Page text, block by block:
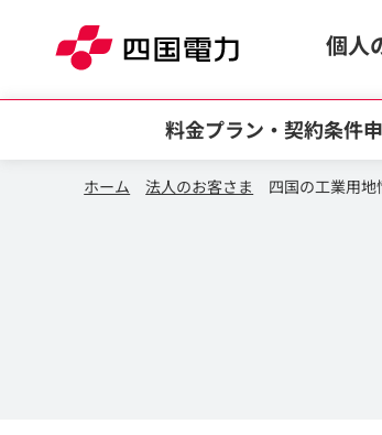
個人
料金プラン・契約条件
ホーム 法人のお客さま 四国の工業用地